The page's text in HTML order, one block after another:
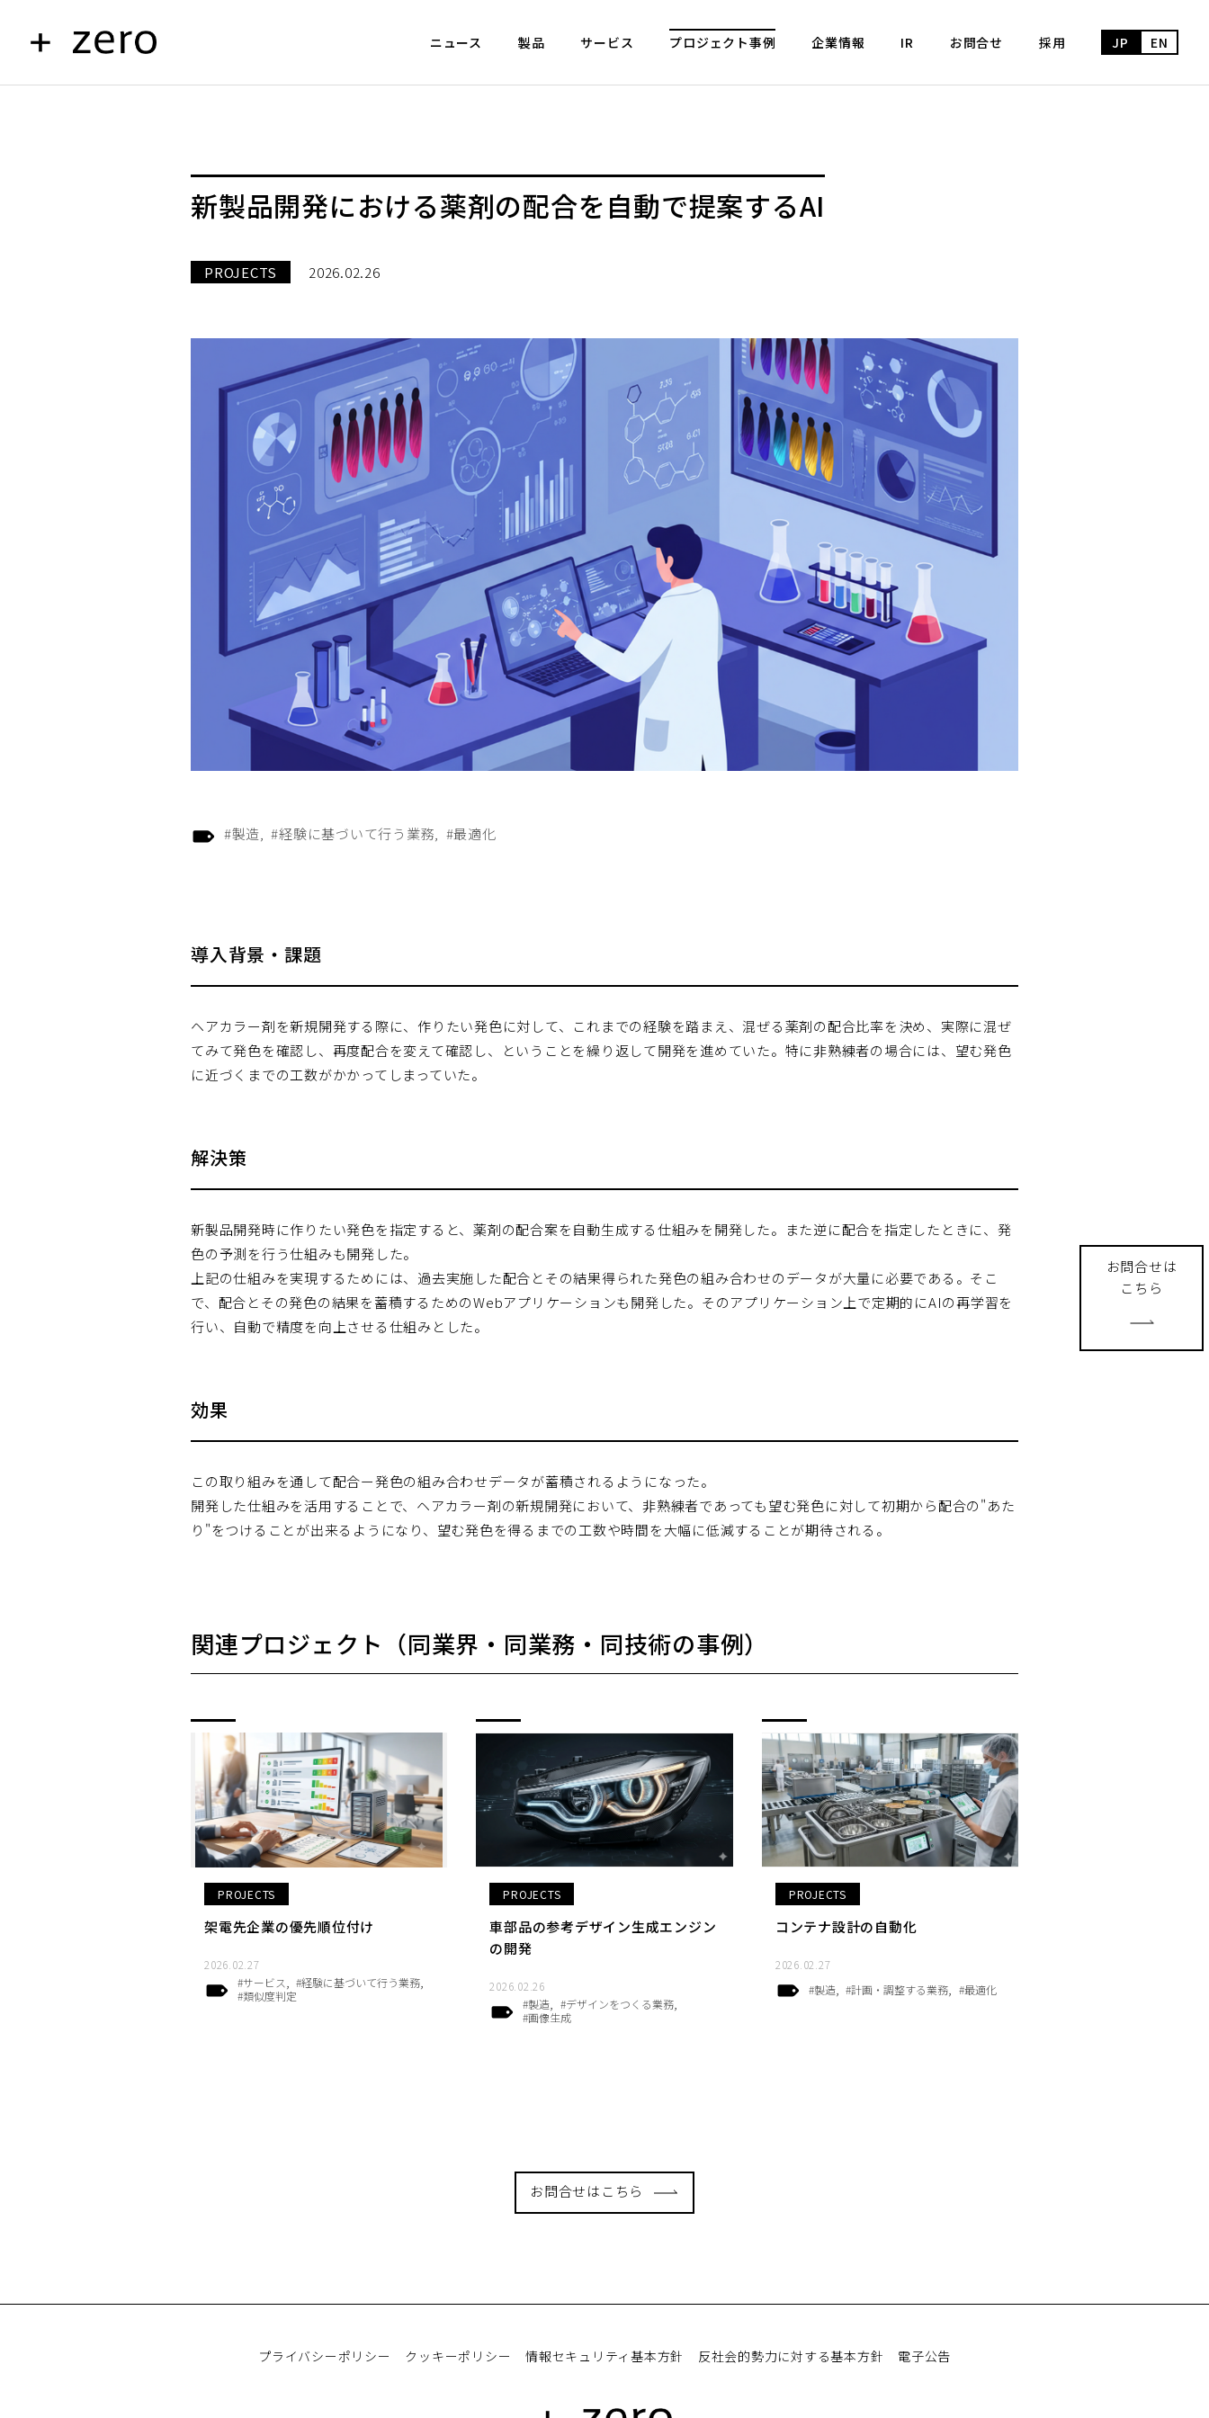
ニュース 製品 サービス プロジェクト事例 企業情報 IR お問合せ 採用 JP EN
新製品開発における薬剤の配合を自動で提案するAI
PROJECTS 2026.02.26
#製造 #経験に基づいて行う業務 #最適化
導入背景・課題
ヘアカラー剤を新規開発する際に、作りたい発色に対して、これまでの経験を踏まえ、混ぜる薬剤の配合比率を決め、実際に混ぜ
てみて発色を確認し、再度配合を変えて確認し、ということを繰り返して開発を進めていた。特に非熟練者の場合には、望む発色
に近づくまでの工数がかかってしまっていた。
解決策
新製品開発時に作りたい発色を指定すると、薬剤の配合案を自動生成する仕組みを開発した。また逆に配合を指定したときに、発
色の予測を行う仕組みも開発した。
上記の仕組みを実現するためには、過去実施した配合とその結果得られた発色の組み合わせのデータが大量に必要である。そこ
で、配合とその発色の結果を蓄積するためのWebアプリケーションも開発した。そのアプリケーション上で定期的にAIの再学習を
行い、自動で精度を向上させる仕組みとした。
効果
この取り組みを通して配合ー発色の組み合わせデータが蓄積されるようになった。
開発した仕組みを活用することで、ヘアカラー剤の新規開発において、非熟練者であっても望む発色に対して初期から配合の"あた
り"をつけることが出来るようになり、望む発色を得るまでの工数や時間を大幅に低減することが期待される。
関連プロジェクト（同業界・同業務・同技術の事例）
PROJECTS
架電先企業の優先順位付け
2026.02.27
#サービス
#経験に基づいて行う業務
#類似度判定
PROJECTS
車部品の参考デザイン生成エンジン
の開発
2026.02.26
#製造
#デザインをつくる業務
#画像生成
PROJECTS
コンテナ設計の自動化
2026.02.27
#製造
#計画・調整する業務 #最適化
お問合せは
こちら
お問合せはこちら
プライバシーポリシー クッキーポリシー 情報セキュリティ基本方針 反社会的勢力に対する基本方針 電子公告